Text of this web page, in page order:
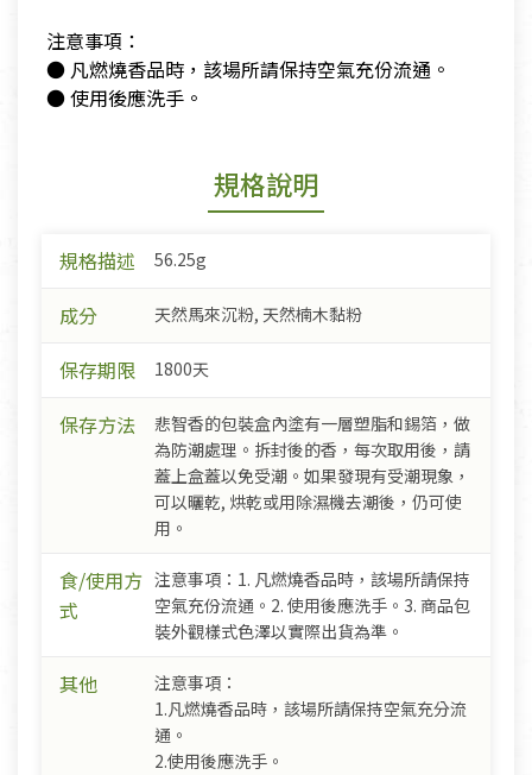
​ 注意事項：
​ ● 凡燃燒香品時，該場所請保持空氣充份流通。
​ ● 使用後應洗手。
規格說明
規格描述 56.25g
成分 天然馬來沉粉, 天然楠木黏粉
保存期限 1800天
保存方法
悲智香的包裝盒內塗有一層塑脂和錫箔，做
為防潮處理。拆封後的香，每次取用後，請
蓋上盒蓋以免受潮。如果發現有受潮現象，
可以曬乾, 烘乾或用除濕機去潮後，仍可使
用。
食/使用方
式
注意事項：1. 凡燃燒香品時，該場所請保持
空氣充份流通。2. 使用後應洗手。3. 商品包
裝外觀樣式色澤以實際出貨為準。
其他
注意事項：
1.凡燃燒香品時，該場所請保持空氣充分流
通。
2.使用後應洗手。